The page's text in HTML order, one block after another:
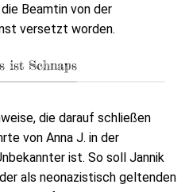
Beamtin von der
versetzt worden.
ist Schnaps
die darauf schließen
von Anna J. in der
ist. So soll Jannik
als neonazistisch geltenden